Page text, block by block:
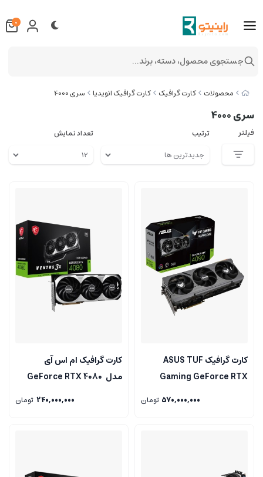
محصولات کارت گرافیک کارت گرافیک انویدیا سری 4000
سری 4000
فیلتر ترتیب تعداد نمایش
کارت گرافیک ASUS TUF
Gaming GeForce RTX
4090 OC Edition 24GB
570,000,000 تومان
کارت گرافیک ام اس آی
مدل GeForce RTX 4080
super 16GB VENTUS 3X
240,000,000 تومان
0
جستجوی محصول، دسته، برند...